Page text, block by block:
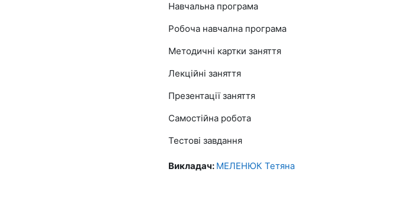
Навчальна програма
Робоча навчална програма
Методичні картки заняття
Лекційні заняття
Презентації заняття
Самостійна робота
Тестові завдання
Викладач: МЕЛЕНЮК Тетяна